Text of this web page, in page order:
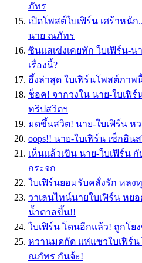
ภัทร
เปิดโพสต์ใบเฟิร์น เศร้าหนั
นาย ณภัทร
ซินแสเข่งเคยทัก ใบเฟิร์น-น
เรื่องนี้?
อึ้งล่าสุด ใบเฟิร์นโพสต์ภาพ
ช็อค! จากวงใน นาย-ใบเฟิร์
ทริปสวิตฯ
มดขึ้นสวิต! นาย-ใบเฟิร์น ห
oops!! นาย-ใบเฟิร์น เช็กอิน
เห็นแล้วเขิน นาย-ใบเฟิร์น
กระจก
ใบเฟิร์นยอมรับคลั่งรัก หลง
วาเลนไทน์นายใบเฟิร์น ห
น้ำตาลขึ้น!!
ใบเฟิร์น โดนอีกแล้ว! ถูกโ
หวานมดกัด แห่แซวใบเฟิร์น
ณภัทร กันจ้ะ!